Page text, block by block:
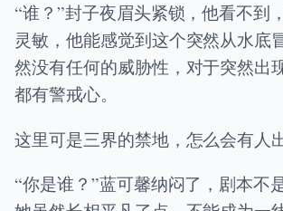
“谁？”封子夜眉头紧锁，他看不到
灵敏，他能感觉到这个突然从水底
然没有任何的威胁性，对于突然出
都有警戒心。
这里可是三界的禁地，怎么会有人
“你是谁？”蓝可馨纳闷了，剧本不